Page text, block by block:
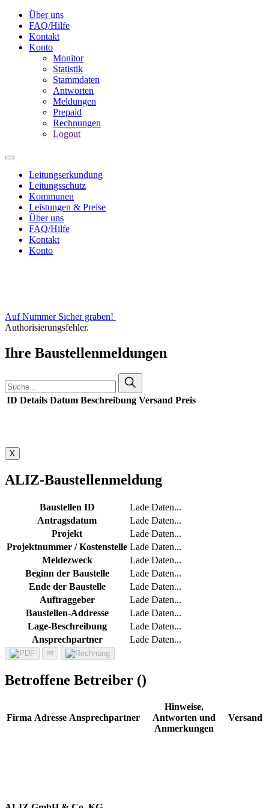
Über uns
FAQ/Hilfe
Kontakt
Konto
Monitor
Statistik
Stammdaten
Antworten
Meldungen
Prepaid
Rechnungen
Logout
Leitungserkundung
Leitungsschutz
Kommunen
Leistungen & Preise
Über uns
FAQ/Hilfe
Kontakt
Konto
Auf Nummer Sicher graben!
Authorisierungsfehler.
Ihre Baustellenmeldungen
ID Details Datum Beschreibung Versand Preis
X
ALIZ-Baustellenmeldung
Baustellen ID
Lade Daten...
Antragsdatum
Lade Daten...
Projekt
Lade Daten...
Projektnummer / Kostenstelle Lade Daten...
Meldezweck
Lade Daten...
Beginn der Baustelle
Lade Daten...
Ende der Baustelle
Lade Daten...
Auftraggeber
Lade Daten...
Baustellen-Addresse
Lade Daten...
Lage-Beschreibung
Lade Daten...
Ansprechpartner
Lade Daten...
✉
Betroffene Betreiber ()
Firma Adresse Ansprechpartner
Hinweise,
Antworten und
Anmerkungen
Versand